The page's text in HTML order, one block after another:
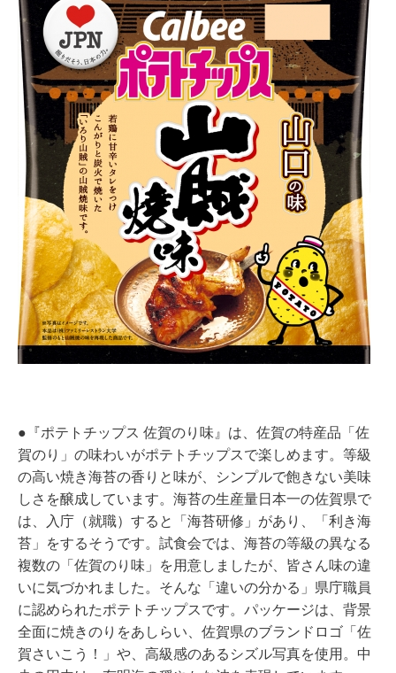
●『ポテトチップス 佐賀のり味』は、佐賀の特産品「佐
賀のり」の味わいがポテトチップスで楽しめます。等級
の高い焼き海苔の香りと味が、シンプルで飽きない美味
しさを醸成しています。海苔の生産量日本一の佐賀県で
は、入庁（就職）すると「海苔研修」があり、「利き海
苔」をするそうです。試食会では、海苔の等級の異なる
複数の「佐賀のり味」を用意しましたが、皆さん味の違
いに気づかれました。そんな「違いの分かる」県庁職員
に認められたポテトチップスです。パッケージは、背景
全面に焼きのりをあしらい、佐賀県のブランドロゴ「佐
賀さいこう！」や、高級感のあるシズル写真を使用。中